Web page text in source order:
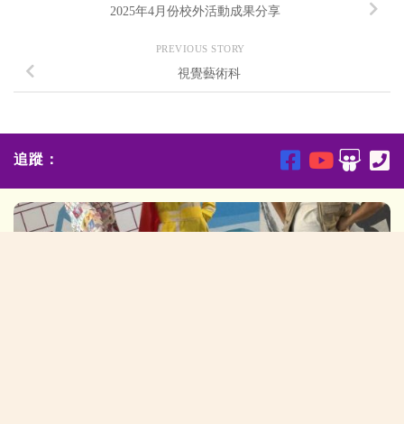
2025年4月份校外活動成果分享
PREVIOUS STORY
視覺藝術科
追蹤：